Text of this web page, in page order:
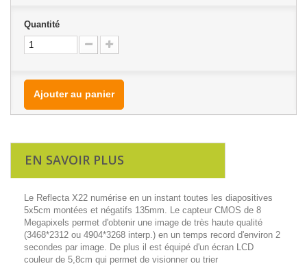
Quantité
Ajouter au panier
EN SAVOIR PLUS
Le Reflecta X22 numérise en un instant toutes les diapositives
5x5cm montées et négatifs 135mm. Le capteur CMOS de 8
Megapixels permet d'obtenir une image de très haute qualité
(3468*2312 ou 4904*3268 interp.) en un temps record d'environ 2
secondes par image. De plus il est équipé d'un écran LCD
couleur de 5,8cm qui permet de visionner ou trier